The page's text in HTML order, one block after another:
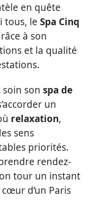
en quête
tous, le Spa Cinq
à son
et la qualité
soin son spa de
un
relaxation,
sens
priorités.
rendez-
tour un instant
d’un Paris